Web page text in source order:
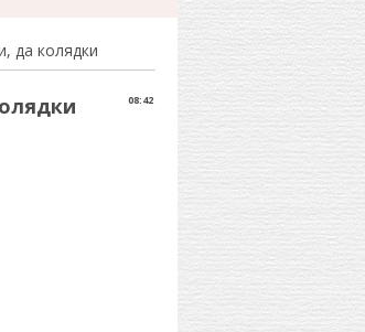
да колядки
08:42